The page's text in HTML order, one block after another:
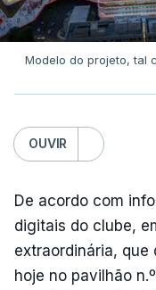
Modelo do projeto, tal
OUVIR
De acordo com
digitais do clube,
extraordinária, que
hoje no pavilhão